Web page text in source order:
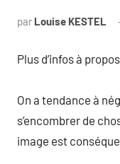
par Louise KESTEL
Plus d’infos à
On a tendance à
s’encombrer de
image est